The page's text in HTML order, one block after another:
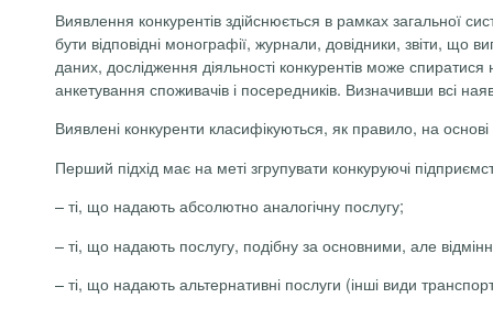
Виявлення конкурентів здійснюється в рамках загальної
бути відповідні монографії, журнали, довідники, звіти, що
даних, дослідження діяльності конкурентів може
анкетування споживачів і посередників. Визначивши всі
Виявлені конкуренти класифікуються, як правило, на
Перший підхід має на меті згрупувати конкуруючі
– ті, що надають абсолютно аналогічну послугу;
– ті, що надають послугу, подібну за основними, але
– ті, що надають альтернативні послуги (інші види